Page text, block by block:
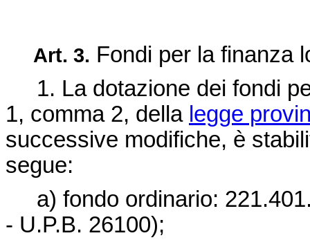
Art. 3. Fondi per la finanza
1. La dotazione dei fondi
1, comma 2, della legge
successive modifiche, è
segue:
a) fondo ordinario:
- U.P.B. 26100);